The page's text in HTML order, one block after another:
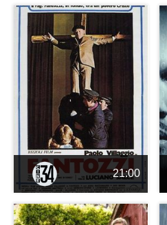
21:00